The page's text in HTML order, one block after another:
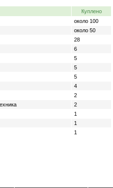
Куплено
около 100
около 50
28
6
5
5
5
4
2
2
1
1
1